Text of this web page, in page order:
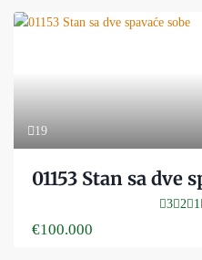
19
01153 Stan sa dve
3 2 1
€100.000